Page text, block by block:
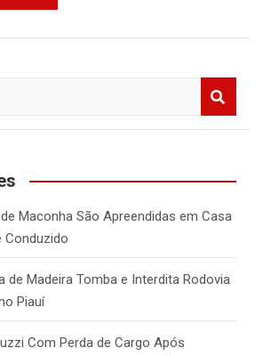
Maconha São Apreendidas em Casa
Conduzido
de Madeira Tomba e Interdita Rodovia
Piauí
Com Perda de Cargo Após